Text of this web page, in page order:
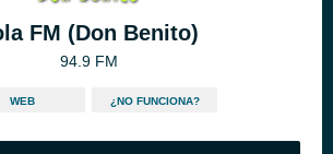
FM (Don Benito)
94.9 FM
WEB ¿NO FUNCIONA?